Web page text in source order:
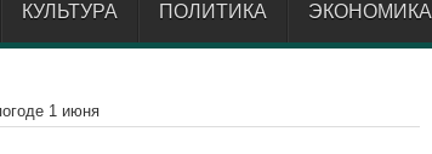
КУЛЬТУРА ПОЛИТИКА ЭКОНОМИКА
1 июня